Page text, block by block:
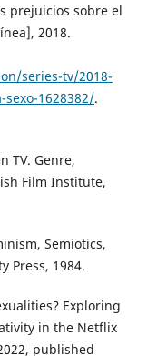
prejuicios sobre el
2018.
series-tv/2018-
1628382/.
TV. Genre,
Film Institute,
Semiotics,
Press, 1984.
Exploring
in the Netflix
published